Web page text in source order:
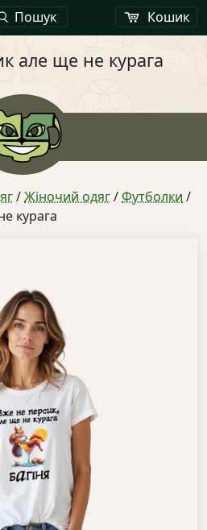
Пошук Кошик
але ще не курага
/Жіночий одяг/Футболки /
курага